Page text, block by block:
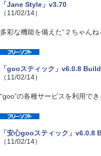
「Jane Style」v3.70
（11/02/14）
多彩な機能を備えた“２ちゃん
「gooスティック」v6.0.8
（11/02/14）
“goo”の各種サービスを利用で
「安心gooスティック」v6.0.8
（11/02/14）